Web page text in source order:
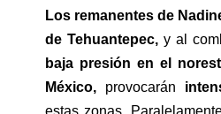
Los remanentes de
de Tehuantepec, y al
baja presión en el
México, provocarán
estas zonas.